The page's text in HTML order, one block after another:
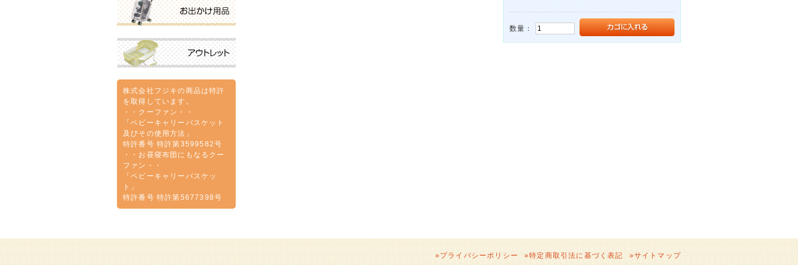
株式会社フジキの商品は特許
を取得しています。
・・クーファン・・
「ベビーキャリーバスケット
及びその使用方法」
特許番号 特許第3599582号
・・お昼寝布団にもなるクー
ファン・・
「ベビーキャリーバスケッ
ト」
特許番号 特許第5677398号
数量：
»プライバシーポリシー »特定商取引法に基づく表記 »サイトマップ